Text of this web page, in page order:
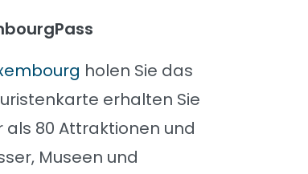
holen Sie das
erhalten Sie
80 Attraktionen und
Museen und